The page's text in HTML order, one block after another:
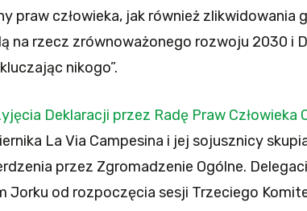
praw człowieka, jak również zlikwidowania
na rzecz zrównoważonego rozwoju 2030 i
nikogo”.
Deklaracji przez Radę Praw Człowieka
La Via Campesina i jej sojusznicy
przez Zgromadzenie Ogólne.
Jorku od rozpoczęcia sesji Trzeciego